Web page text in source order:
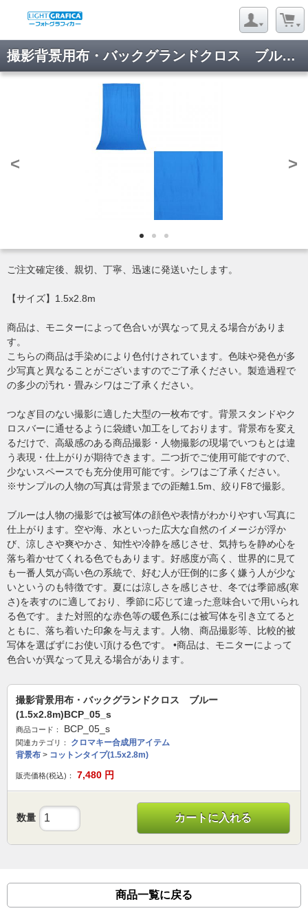
撮影背景用布・バックグランドクロス ブルー(1.5x2.8m)BCP_05_s
< >
ご注文確定後、親切、丁寧、迅速に発送いたします。
【サイズ】1.5x2.8m
商品は、モニターによって色合いが異なって見える場合がありま
す。
こちらの商品は手染めにより色付けされています。色味や発色が多
少写真と異なることがございますのでご了承ください。製造過程で
の多少の汚れ・畳みシワはご了承ください。
つなぎ目のない撮影に適した大型の一枚布です。背景スタンドやク
ロスバーに通せるように袋縫い加工をしております。背景布を変え
るだけで、高級感のある商品撮影・人物撮影の現場でいつもとは違
う表現・仕上がりが期待できます。二つ折でご使用可能ですので、
少ないスペースでも充分使用可能です。シワはご了承ください。
※サンプルの人物の写真は背景までの距離1.5m、絞りF8で撮影。
ブルーは人物の撮影では被写体の顔色や表情がわかりやすい写真に
仕上がります。空や海、水といった広大な自然のイメージが浮か
び、涼しさや爽やかさ、知性や冷静を感じさせ、気持ちを静め心を
落ち着かせてくれる色でもあります。好感度が高く、世界的に見て
も一番人気が高い色の系統で、好む人が圧倒的に多く嫌う人が少な
いというのも特徴です。夏には涼しさを感じさせ、冬では季節感(寒
さ)を表すのに適しており、季節に応じて違った意味合いで用いられ
る色です。また対照的な赤色等の暖色系には被写体を引き立てると
ともに、落ち着いた印象を与えます。人物、商品撮影等、比較的被
写体を選ばずにお使い頂ける色です。 •商品は、モニターによって
色合いが異なって見える場合があります。
撮影背景用布・バックグランドクロス ブルー
(1.5x2.8m)BCP_05_s
商品コード： BCP_05_s
関連カテゴリ：
クロマキー合成用アイテム
背景布 > コットンタイプ(1.5x2.8m)
販売価格(税込)： 7,480 円
数量 カートに入れる
商品一覧に戻る